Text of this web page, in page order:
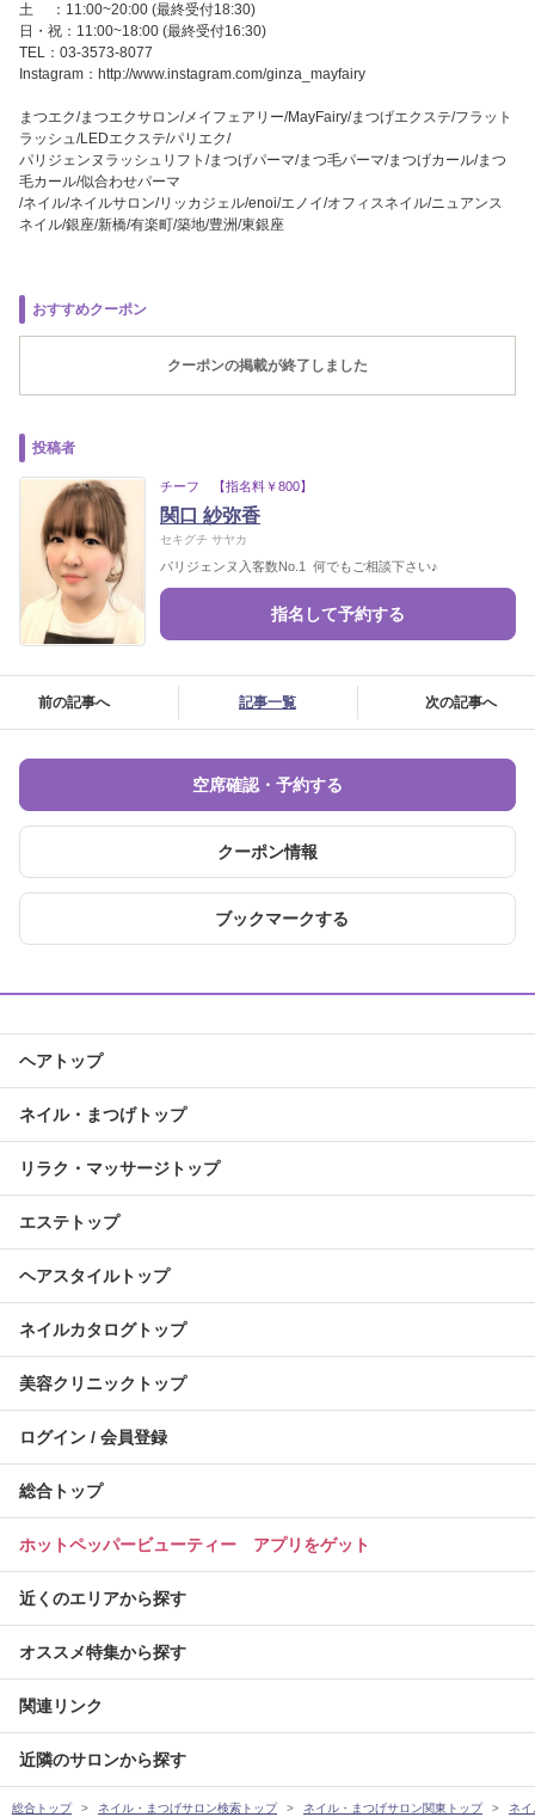
土 ：11:00~20:00 (最終受付18:30)
日・祝：11:00~18:00 (最終受付16:30)
TEL：03-3573-8077
Instagram：http://www.instagram.com/ginza_mayfairy
まつエク/まつエクサロン/メイフェアリー/MayFairy/まつげエクステ/フラット
ラッシュ/LEDエクステ/パリエク/
パリジェンヌラッシュリフト/まつげパーマ/まつ毛パーマ/まつげカール/まつ
毛カール/似合わせパーマ
/ネイル/ネイルサロン/リッカジェル/enoi/エノイ/オフィスネイル/ニュアンス
ネイル/銀座/新橋/有楽町/築地/豊洲/東銀座
おすすめクーポン
クーポンの掲載が終了しました
投稿者
チーフ 【指名料￥800】
関口 紗弥香
セキグチ サヤカ
パリジェンヌ入客数No.1 何でもご相談下さい♪
指名して予約する
前の記事へ 記事一覧 次の記事へ
空席確認・予約する
クーポン情報
ブックマークする
ヘアトップ
ネイル・まつげトップ
リラク・マッサージトップ
エステトップ
ヘアスタイルトップ
ネイルカタログトップ
美容クリニックトップ
ログイン / 会員登録
総合トップ
ホットペッパービューティー アプリをゲット
近くのエリアから探す
オススメ特集から探す
関連リンク
近隣のサロンから探す
総合トップ ネイル・まつげサロン検索トップ ネイル・まつげサロン関東トップ ネ